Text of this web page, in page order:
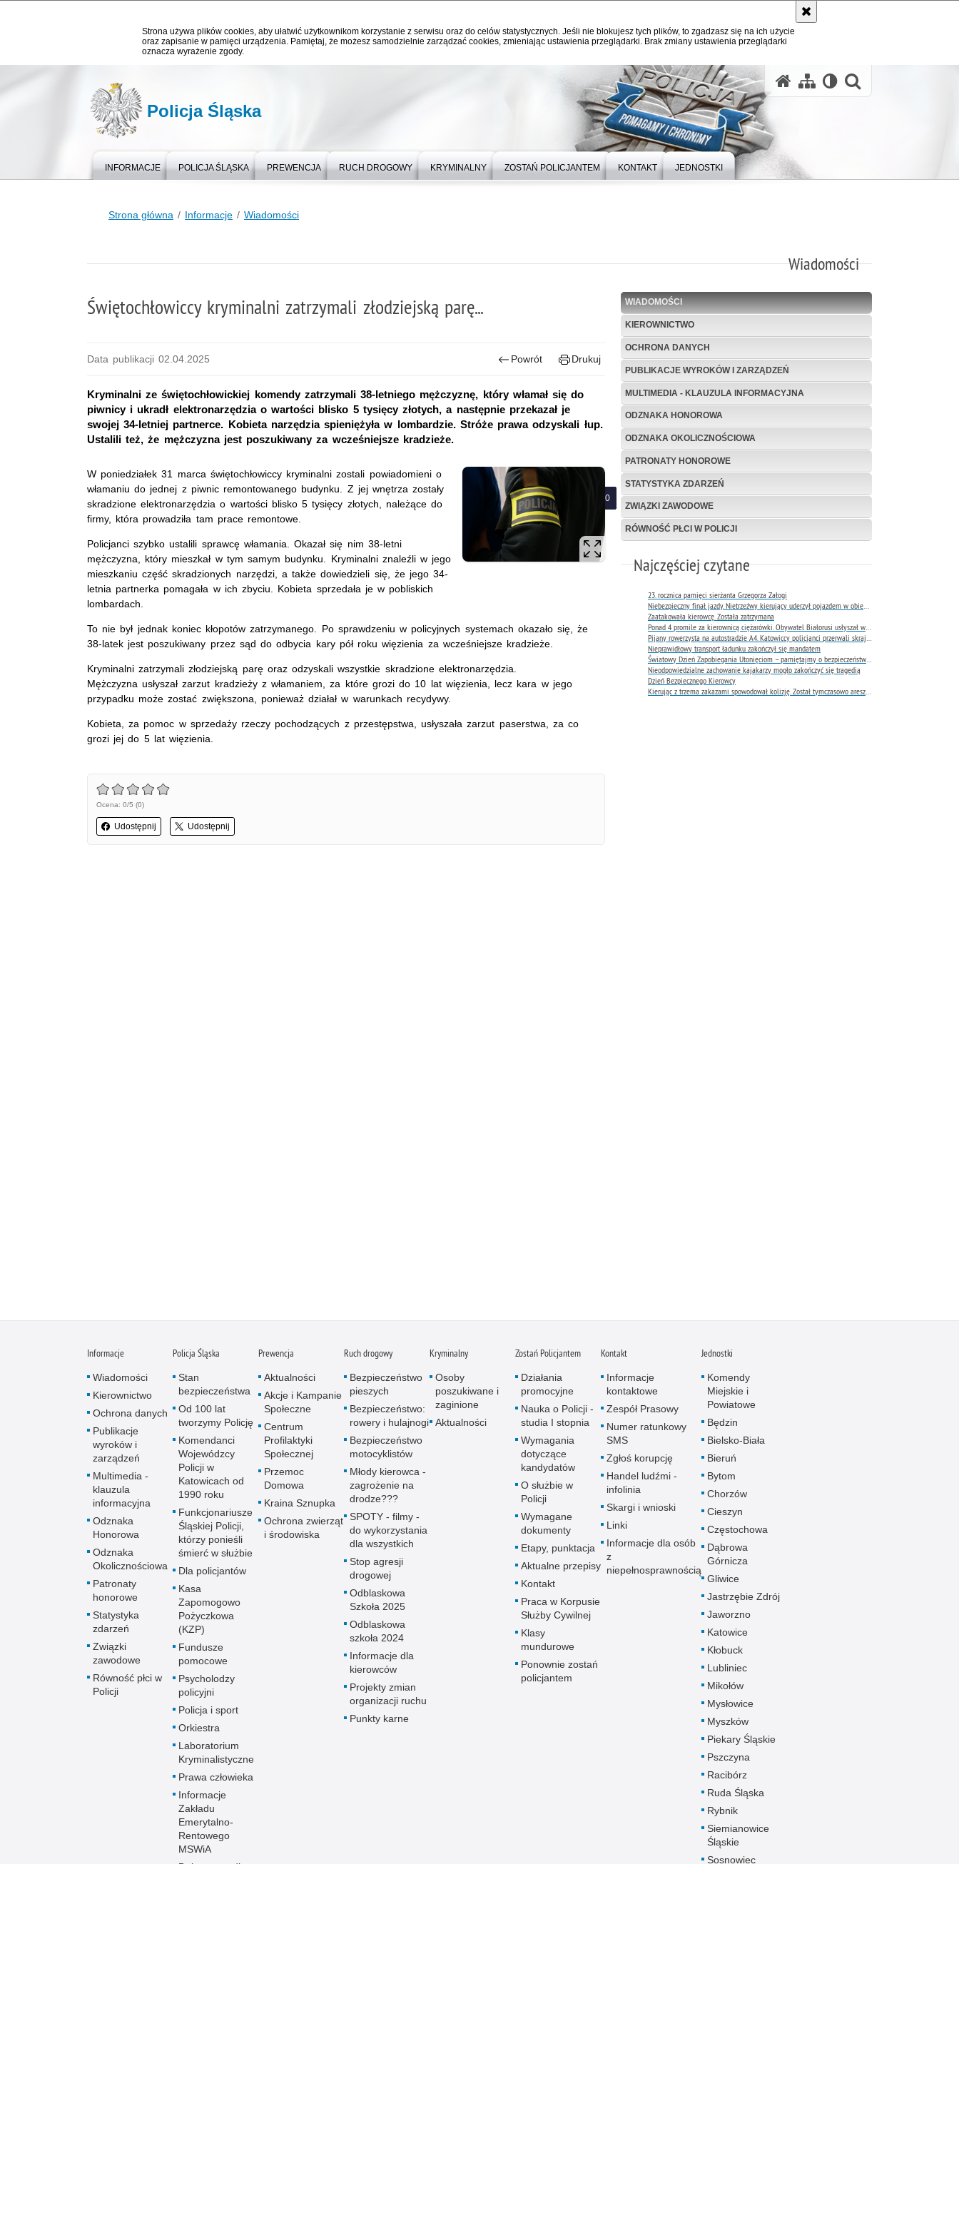
Strona używa plików cookies, aby ułatwić użytkownikom korzystanie z serwisu oraz do celów statystycznych. Jeśli nie blokujesz tych plików, to zgadzasz się na ich użycie
oraz zapisanie w pamięci urządzenia. Pamiętaj, że możesz samodzielnie zarządzać cookies, zmieniając ustawienia przeglądarki. Brak zmiany ustawienia przeglądarki
oznacza wyrażenie zgody.
Policja Śląska
INFORMACJE POLICJA ŚLĄSKA PREWENCJA RUCH DROGOWY KRYMINALNY ZOSTAŃ POLICJANTEM KONTAKT JEDNOSTKI
Strona główna Informacje Wiadomości
Wiadomości
WIADOMOŚCI
KIEROWNICTWO
OCHRONA DANYCH
PUBLIKACJE WYROKÓW I ZARZĄDZEŃ
MULTIMEDIA - KLAUZULA INFORMACYJNA
ODZNAKA HONOROWA
ODZNAKA OKOLICZNOŚCIOWA
PATRONATY HONOROWE
STATYSTYKA ZDARZEŃ
ZWIĄZKI ZAWODOWE
RÓWNOŚĆ PŁCI W POLICJI
Najczęściej czytane
23. rocznica pamięci sierżanta Grzegorza Załogi
Zaatakowała kierowcę. Została zatrzymana
Nieprawidłowy transport ładunku zakończył się mandatem
Nieodpowiedzialne zachowanie kajakarzy mogło zakończyć się tragedią
Dzień Bezpiecznego Kierowcy
Świętochłowiccy kryminalni zatrzymali złodziejską parę...
Data publikacji 02.04.2025 Powrót Drukuj
Kryminalni ze świętochłowickiej komendy zatrzymali 38-letniego mężczyznę, który włamał się do
piwnicy i ukradł elektronarzędzia o wartości blisko 5 tysięcy złotych, a następnie przekazał je
swojej 34-letniej partnerce. Kobieta narzędzia spieniężyła w lombardzie. Stróże prawa odzyskali łup.
Ustalili też, że mężczyzna jest poszukiwany za wcześniejsze kradzieże.
W poniedziałek 31 marca świętochłowiccy kryminalni zostali powiadomieni o
włamaniu do jednej z piwnic remontowanego budynku. Z jej wnętrza zostały
skradzione elektronarzędzia o wartości blisko 5 tysięcy złotych, należące do
firmy, która prowadziła tam prace remontowe.
Policjanci szybko ustalili sprawcę włamania. Okazał się nim 38-letni
mężczyzna, który mieszkał w tym samym budynku. Kryminalni znaleźli w jego
mieszkaniu część skradzionych narzędzi, a także dowiedzieli się, że jego 34-
letnia partnerka pomagała w ich zbyciu. Kobieta sprzedała je w pobliskich
lombardach.
To nie był jednak koniec kłopotów zatrzymanego. Po sprawdzeniu w policyjnych systemach okazało się, że
38-latek jest poszukiwany przez sąd do odbycia kary pół roku więzienia za wcześniejsze kradzieże.
Kryminalni zatrzymali złodziejską parę oraz odzyskali wszystkie skradzione elektronarzędzia.
Mężczyzna usłyszał zarzut kradzieży z włamaniem, za które grozi do 10 lat więzienia, lecz kara w jego
przypadku może zostać zwiększona, ponieważ działał w warunkach recydywy.
Kobieta, za pomoc w sprzedaży rzeczy pochodzących z przestępstwa, usłyszała zarzut paserstwa, za co
grozi jej do 5 lat więzienia.
Ocena: 0/5 (0)
Udostępnij Udostępnij
Informacje
Wiadomości
Kierownictwo
Ochrona danych
Publikacje
wyroków i
zarządzeń
Multimedia -
klauzula
informacyjna
Odznaka
Honorowa
Odznaka
Okolicznościowa
Patronaty
honorowe
Statystyka
zdarzeń
Związki
zawodowe
Równość płci w
Policji
Policja Śląska
Stan
bezpieczeństwa
Od 100 lat
tworzymy Policję
Komendanci
Wojewódzcy
Policji w
Katowicach od
1990 roku
Funkcjonariusze
Śląskiej Policji,
którzy ponieśli
śmierć w służbie
Dla policjantów
Kasa
Zapomogowo
Pożyczkowa
(KZP)
Fundusze
pomocowe
Psycholodzy
policyjni
Policja i sport
Orkiestra
Laboratorium
Kryminalistyczne
Prawa człowieka
Informacje
Zakładu
Emerytalno-
Rentowego
MSWiA
Dokumenty dla
Prewencja
Aktualności
Akcje i Kampanie
Społeczne
Centrum
Profilaktyki
Społecznej
Przemoc
Domowa
Kraina Sznupka
Ochrona zwierząt
i środowiska
Ruch drogowy
Bezpieczeństwo
pieszych
Bezpieczeństwo:
rowery i hulajnogi
Bezpieczeństwo
motocyklistów
Młody kierowca -
zagrożenie na
drodze???
SPOTY - filmy -
do wykorzystania
dla wszystkich
Stop agresji
drogowej
Odblaskowa
Szkoła 2025
Odblaskowa
szkoła 2024
Informacje dla
kierowców
Projekty zmian
organizacji ruchu
Punkty karne
Kryminalny
Osoby
poszukiwane i
zaginione
Aktualności
Zostań Policjantem
Działania
promocyjne
Nauka o Policji -
studia I stopnia
Wymagania
dotyczące
kandydatów
O służbie w
Policji
Wymagane
dokumenty
Etapy, punktacja
Aktualne przepisy
Kontakt
Praca w Korpusie
Służby Cywilnej
Klasy
mundurowe
Ponownie zostań
policjantem
Kontakt
Informacje
kontaktowe
Zespół Prasowy
Numer ratunkowy
SMS
Zgłoś korupcję
Handel ludźmi -
infolinia
Skargi i wnioski
Linki
Informacje dla osób
z
niepełnosprawnością
Jednostki
Komendy
Miejskie i
Powiatowe
Będzin
Bielsko-Biała
Bieruń
Bytom
Chorzów
Cieszyn
Częstochowa
Dąbrowa
Górnicza
Gliwice
Jastrzębie Zdrój
Jaworzno
Katowice
Kłobuck
Lubliniec
Mikołów
Mysłowice
Myszków
Piekary Śląskie
Pszczyna
Racibórz
Ruda Śląska
Rybnik
Siemianowice
Śląskie
Sosnowiec